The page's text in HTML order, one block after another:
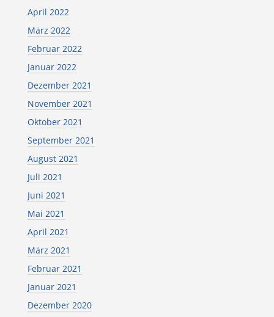
April 2022
März 2022
Februar 2022
Januar 2022
Dezember 2021
November 2021
Oktober 2021
September 2021
August 2021
Juli 2021
Juni 2021
Mai 2021
April 2021
März 2021
Februar 2021
Januar 2021
Dezember 2020